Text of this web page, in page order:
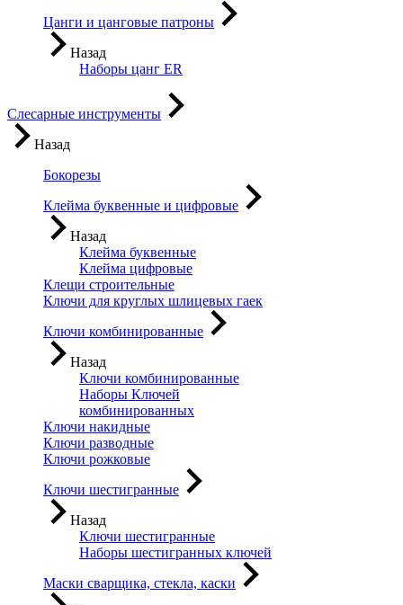
Цанги и цанговые патроны
Назад
Наборы цанг ER
Слесарные инструменты
Назад
Бокорезы
Клейма буквенные и цифровые
Назад
Клейма буквенные
Клейма цифровые
Клещи строительные
Ключи для круглых шлицевых гаек
Ключи комбинированные
Назад
Ключи комбинированные
Наборы Ключей
комбинированных
Ключи накидные
Ключи разводные
Ключи рожковые
Ключи шестигранные
Назад
Ключи шестигранные
Наборы шестигранных ключей
Маски сварщика, стекла, каски